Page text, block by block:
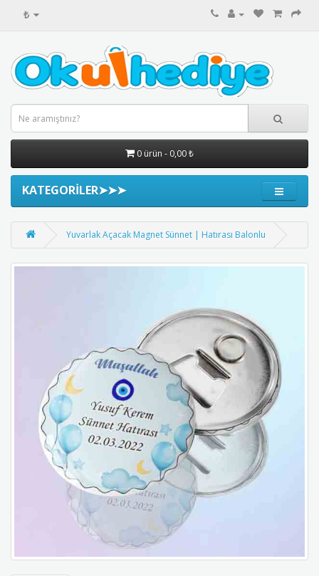
₺
0 ürün - 0,00 ₺
KATEGORİLER➤➤➤
Yuvarlak Açacak Magnet Sünnet | Hatırası Balonlu